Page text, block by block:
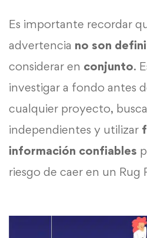
Es importante recordar
advertencia no son
considerar en conjunto.
investigar a fondo antes
cualquier proyecto,
independientes y utilizar
información confiables
riesgo de caer en un Rug